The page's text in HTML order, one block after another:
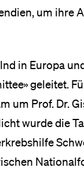
um ihre
in Europa
geleitet.
um Prof. Dr.
wurde die